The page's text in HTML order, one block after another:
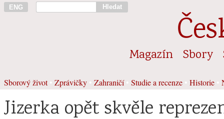
ENG Hledat
Magazín Sbory
Sborový život• Zprávičky Zahraničí• Studie a recenze Historie
Jizerka opět skvěle